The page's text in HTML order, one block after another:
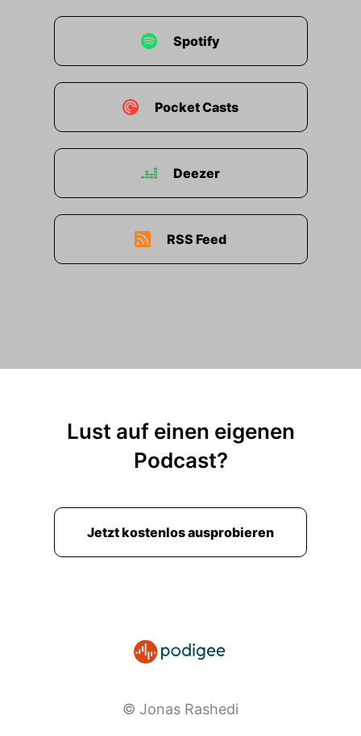
Spotify
Pocket Casts
Deezer
RSS Feed
Lust auf einen eigenen
Podcast?
Jetzt kostenlos ausprobieren
© Jonas Rashedi